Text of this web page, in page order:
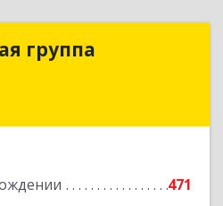
группа
471
группа
Подробнее